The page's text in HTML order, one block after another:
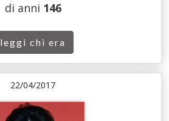
di anni 146
leggi chi era
22/04/2017